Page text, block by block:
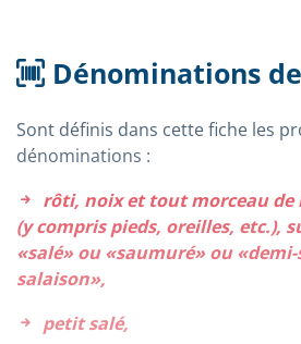
Dénominations
Sont définis dans cette fiche les
dénominations :
rôti, noix et tout morceau de
(y compris pieds, oreilles, etc.),
«salé» ou «saumuré» ou
salaison»,
petit salé,